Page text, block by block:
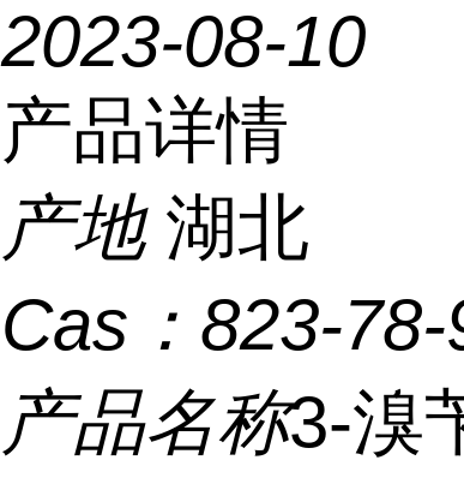
2023-08-10
产品详情
产地 湖北
Cas： 823-78-
产品名称3-溴